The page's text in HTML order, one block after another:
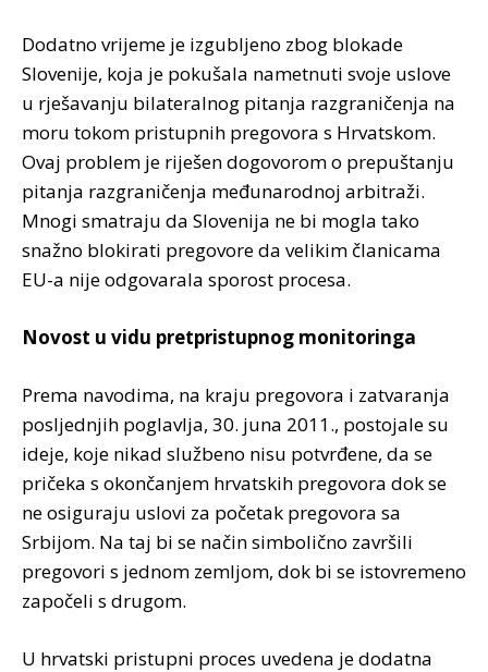
Dodatno vrijeme je izgubljeno zbog blokade
Slovenije, koja je pokušala nametnuti svoje uslove
u rješavanju bilateralnog pitanja razgraničenja na
moru tokom pristupnih pregovora s Hrvatskom.
Ovaj problem je riješen dogovorom o prepuštanju
pitanja razgraničenja međunarodnoj arbitraži.
Mnogi smatraju da Slovenija ne bi mogla tako
snažno blokirati pregovore da velikim članicama
EU-a nije odgovarala sporost procesa.
Novost u vidu pretpristupnog monitoringa
Prema navodima, na kraju pregovora i zatvaranja
posljednjih poglavlja, 30. juna 2011., postojale su
ideje, koje nikad službeno nisu potvrđene, da se
pričeka s okončanjem hrvatskih pregovora dok se
ne osiguraju uslovi za početak pregovora sa
Srbijom. Na taj bi se način simbolično završili
pregovori s jednom zemljom, dok bi se istovremeno
započeli s drugom.
U hrvatski pristupni proces uvedena je dodatna